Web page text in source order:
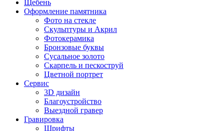
Щебень
Оформление памятника
Фото на стекле
Скульптуры и Акрил
Фотокерамика
Бронзовые буквы
Сусальное золото
Скарпель и пескоструй
Цветной портрет
Сервис
3D дизайн
Благоустройство
Выездной гравер
Гравировка
Шрифты